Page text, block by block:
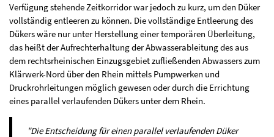
Verfügung stehende Zeitkorridor war jedoch zu kurz, um den Düker
vollständig entleeren zu können. Die vollständige Entleerung des
Dükers wäre nur unter Herstellung einer temporären Überleitung,
das heißt der Aufrechterhaltung der Abwasserableitung des aus
dem rechtsrheinischen Einzugsgebiet zufließenden Abwassers zum
Klärwerk-Nord über den Rhein mittels Pumpwerken und
Druckrohrleitungen möglich gewesen oder durch die Errichtung
eines parallel verlaufenden Dükers unter dem Rhein.
"Die Entscheidung für einen parallel verlaufenden Düker